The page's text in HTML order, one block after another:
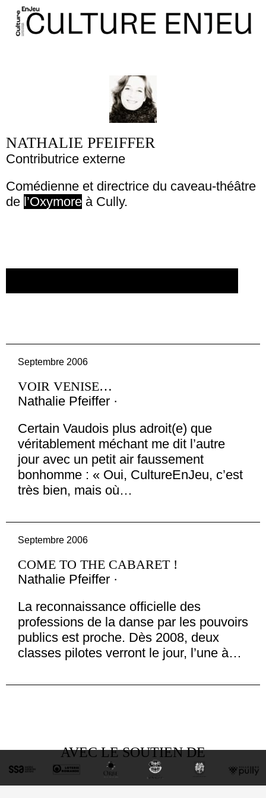
NATHALIE PFEIFFER
Contributrice externe
Comédienne et directrice du caveau-théâtre
de l’Oxymore à Cully.
Septembre 2006
VOIR VENISE…
Nathalie Pfeiffer ·
Certain Vaudois plus adroit(e) que
véritablement méchant me dit l’autre
jour avec un petit air faussement
bonhomme : « Oui, CultureEnJeu, c’est
très bien, mais où…
Septembre 2006
COME TO THE CABARET !
Nathalie Pfeiffer ·
La reconnaissance officielle des
professions de la danse par les pouvoirs
publics est proche. Dès 2008, deux
classes pilotes verront le jour, l’une à…
AVEC LE SOUTIEN DE